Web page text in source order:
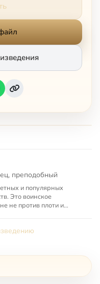
преподобный
и популярных
Это воинское
не против плоти и